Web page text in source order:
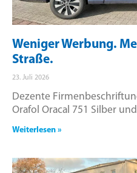
Weniger Werbung.
Straße.
23. Juli 2026
Dezente
Orafol Oracal 751 Silber
Weiterlesen »